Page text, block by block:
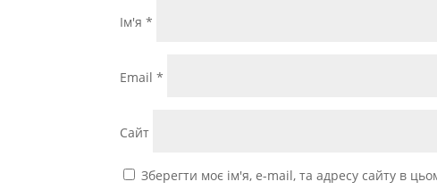
Ім'я*
Email*
Сайт
Зберегти моє ім'я, e-mail, та адресу сайту в